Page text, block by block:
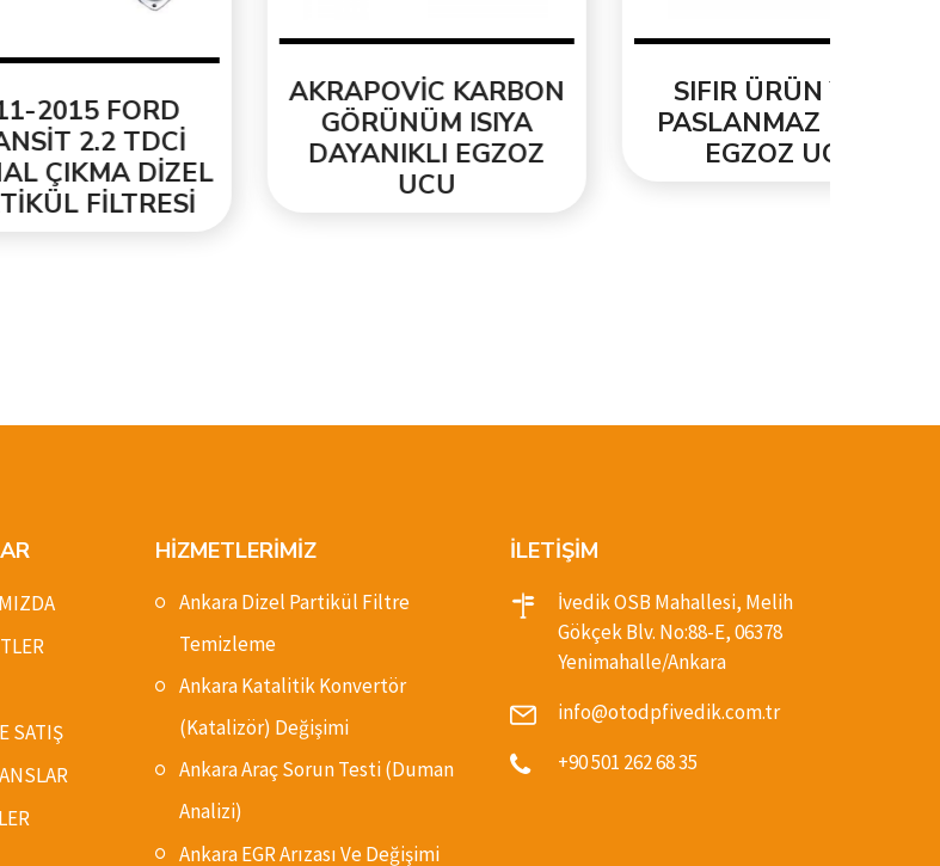
TDCİ
DİZEL
AKRAPOVİC KARBON
GÖRÜNÜM ISIYA
DAYANIKLI EGZOZ
SIFIR ÜRÜN YENİ
PASLANMAZ KROM
EGZOZ UCU
SATIŞ
HİZMETLERİMİZ
Ankara Dizel Partikül Filtre
Temizleme
Ankara Katalitik Konvertör
(Katalizör) Değişimi
Ankara Araç Sorun Testi (Duman
Analizi)
Ankara EGR Arızası Ve Değişimi
İLETİŞİM
İvedik OSB Mahallesi, Melih
Gökçek Blv. No:88-E, 06378
Yenimahalle/Ankara
info@otodpfivedik.com.tr
+90 501 262 68 35